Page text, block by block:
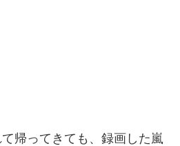
帰ってきても、録画した嵐